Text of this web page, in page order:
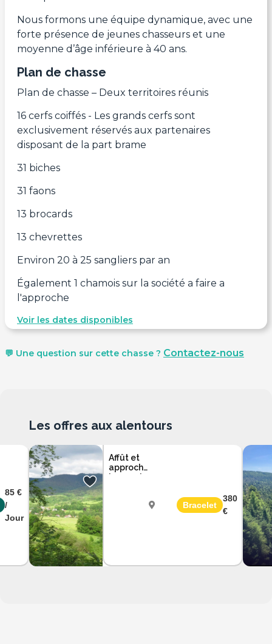
Nous formons une équipe dynamique, avec une
forte présence de jeunes chasseurs et une
moyenne d’âge inférieure à 40 ans.
Plan de chasse
Plan de chasse – Deux territoires réunis
16 cerfs coiffés - Les grands cerfs sont
exclusivement réservés aux partenaires
disposant de la part brame
31 biches
31 faons
13 brocards
13 chevrettes
Environ 20 à 25 sangliers par an
Également 1 chamois sur la société a faire a
l'approche
Voir les dates disponibles
💬 Une question sur cette chasse ? Contactez-nous
85 €
/
Jour
Affût et
approche
brocard
Bracelet
380
€
Les offres aux alentours